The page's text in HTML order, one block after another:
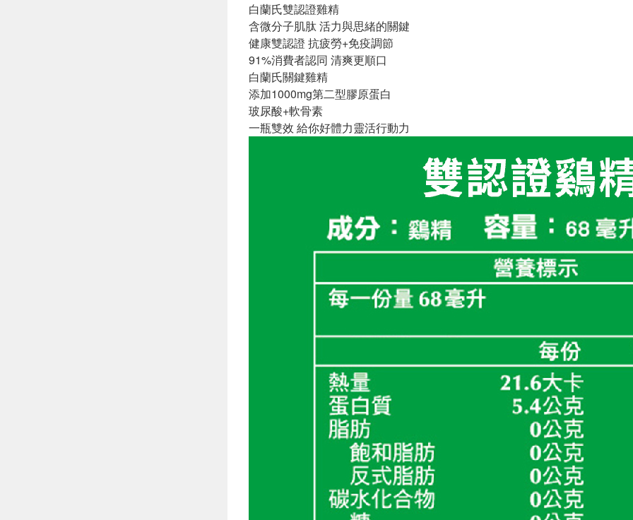
白蘭氏雙認證雞精
含微分子肌肽 活力與思緒的關鍵
健康雙認證 抗疲勞+免疫調節
91%消費者認同 清爽更順口
白蘭氏關鍵雞精
添加1000mg第二型膠原蛋白
玻尿酸+軟骨素
一瓶雙效 給你好體力靈活行動力